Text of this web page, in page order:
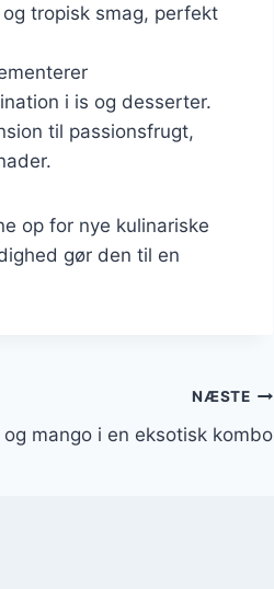
tropisk smag, perfekt
i is og desserter.
til passionsfrugt,
op for nye kulinariske
gør den til en
NÆSTE
mango i en eksotisk kombo